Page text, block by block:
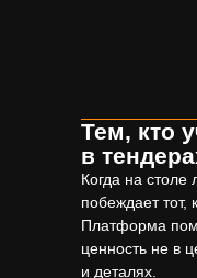
Тем, кто
в
Когда на столе
побеждает тот,
Платформа
ценность не в
и деталях.